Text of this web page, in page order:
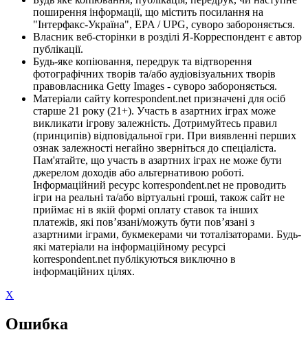
поширення інформації, що містить посилання на
"Інтерфакс-Україна", EPA / UPG, суворо забороняється.
Власник веб-сторінки в розділі Я-Корреспондент є автор
публікації.
Будь-яке копіювання, передрук та відтворення
фотографічних творів та/або аудіовізуальних творів
правовласника Getty Images - суворо забороняється.
Матеріали сайту korrespondent.net призначені для осіб
старше 21 року (21+). Участь в азартних іграх може
викликати ігрову залежність. Дотримуйтесь правил
(принципів) відповідальної гри. При виявленні перших
ознак залежності негайно зверніться до спеціаліста.
Пам'ятайте, що участь в азартних іграх не може бути
джерелом доходів або альтернативою роботі.
Інформаційний ресурс korrespondent.net не проводить
ігри на реальні та/або віртуальні гроші, також сайт не
приймає ні в якій формі оплату ставок та інших
платежів, які пов’язані/можуть бути пов’язані з
азартними іграми, букмекерами чи тоталізаторами. Будь-
які матеріали на інформаційному ресурсі
korrespondent.net публікуються виключно в
інформаційних цілях.
X
Ошибка